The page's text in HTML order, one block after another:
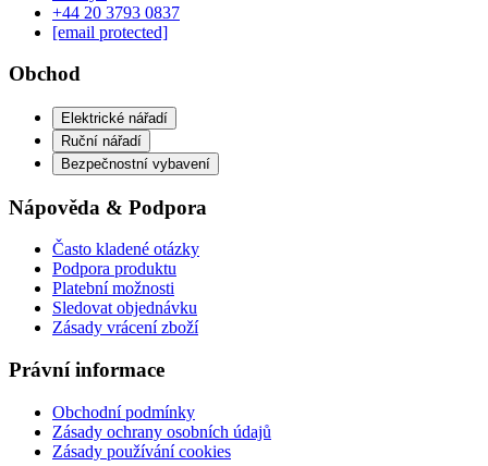
‪+44 20 3793 0837‬
[email protected]
Obchod
Elektrické nářadí
Ruční nářadí
Bezpečnostní vybavení
Nápověda & Podpora
Často kladené otázky
Podpora produktu
Platební možnosti
Sledovat objednávku
Zásady vrácení zboží
Právní informace
Obchodní podmínky
Zásady ochrany osobních údajů
Zásady používání cookies